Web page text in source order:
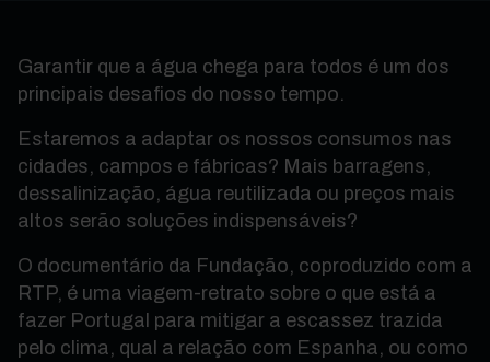
Garantir que a água chega para todos é um dos
principais desafios do nosso tempo.
Estaremos a adaptar os nossos consumos nas
cidades, campos e fábricas? Mais barragens,
dessalinização, água reutilizada ou preços mais
altos serão soluções indispensáveis?
O documentário da Fundação, coproduzido com a
RTP, é uma viagem-retrato sobre o que está a
fazer Portugal para mitigar a escassez trazida
pelo clima, qual a relação com Espanha, ou como